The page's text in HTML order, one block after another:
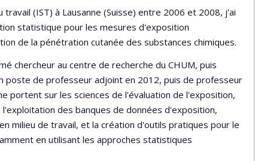
(IST) à Lausanne (Suisse) entre 2006 et 2008, j'ai
statistique pour les mesures d'exposition
de la pénétration cutanée des substances chimiques.
chercheur au centre de recherche du CHUM, puis
poste de professeur adjoint en 2012, puis de professeur
portent sur les sciences de l'évaluation de l'exposition,
des banques de données d'exposition,
milieu de travail, et la création d'outils pratiques pour le
en utilisant les approches statistiques